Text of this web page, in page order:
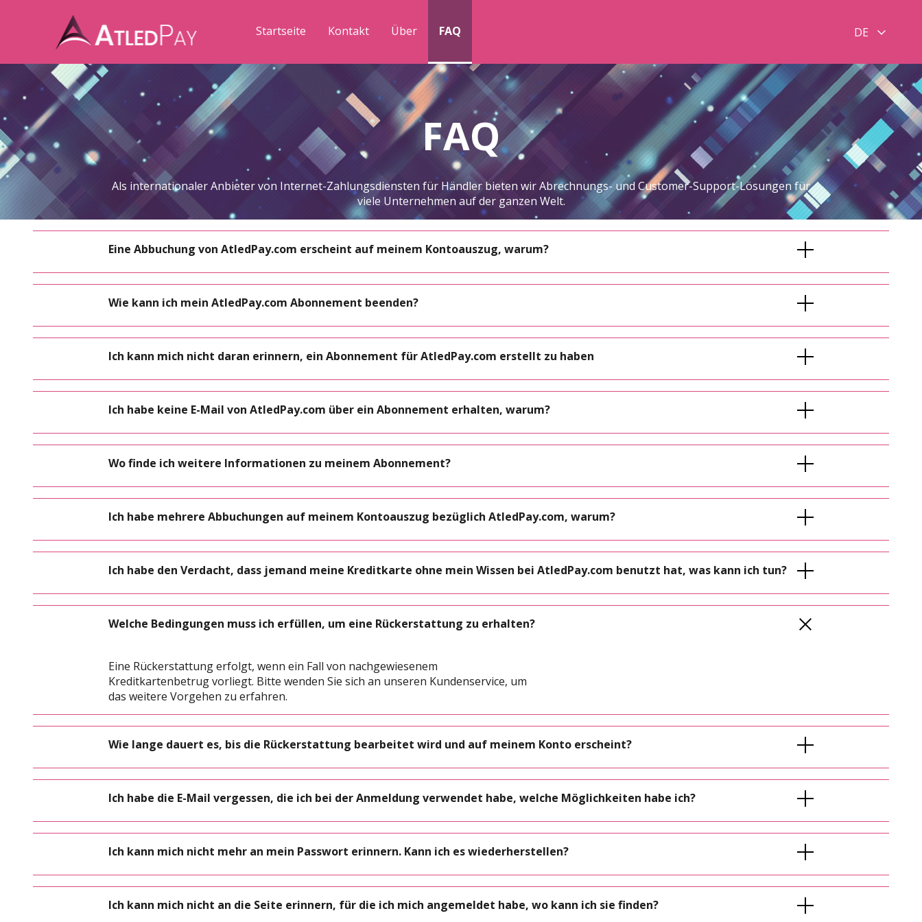
Startseite Kontakt Über FAQ DE
FAQ
Als internationaler Anbieter von Internet-Zahlungsdiensten für Händler bieten wir Abrechnungs- und Customer-Support-Lösungen für
viele Unternehmen auf der ganzen Welt.
Eine Abbuchung von AtledPay.com erscheint auf meinem Kontoauszug, warum?
Wie kann ich mein AtledPay.com Abonnement beenden?
Ich kann mich nicht daran erinnern, ein Abonnement für AtledPay.com erstellt zu haben
Ich habe keine E-Mail von AtledPay.com über ein Abonnement erhalten, warum?
Wo finde ich weitere Informationen zu meinem Abonnement?
Ich habe mehrere Abbuchungen auf meinem Kontoauszug bezüglich AtledPay.com, warum?
Ich habe den Verdacht, dass jemand meine Kreditkarte ohne mein Wissen bei AtledPay.com benutzt hat, was kann ich tun?
Welche Bedingungen muss ich erfüllen, um eine Rückerstattung zu erhalten?
Eine Rückerstattung erfolgt, wenn ein Fall von nachgewiesenem
Kreditkartenbetrug vorliegt. Bitte wenden Sie sich an unseren Kundenservice, um
das weitere Vorgehen zu erfahren.
Wie lange dauert es, bis die Rückerstattung bearbeitet wird und auf meinem Konto erscheint?
Ich habe die E-Mail vergessen, die ich bei der Anmeldung verwendet habe, welche Möglichkeiten habe ich?
Ich kann mich nicht mehr an mein Passwort erinnern. Kann ich es wiederherstellen?
Ich kann mich nicht an die Seite erinnern, für die ich mich angemeldet habe, wo kann ich sie finden?